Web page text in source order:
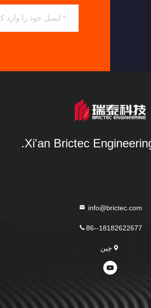
Xi'an Brictec
info@brictec.com
86--18182622677
چین